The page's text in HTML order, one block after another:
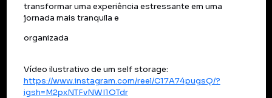
transformar uma experiência estressante em uma
jornada mais tranquila e
organizada
Vídeo ilustrativo de um self storage:
https://www.instagram.com/reel/C17A74pugsQ/?
igsh=M2pxNTFvNWI1OTdr